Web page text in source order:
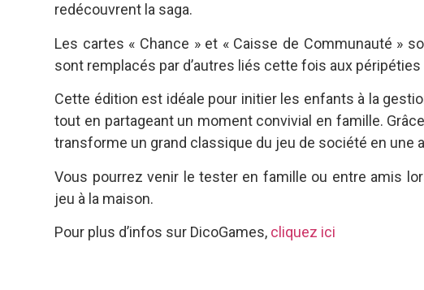
redécouvrent la saga.
Les cartes « Chance » et « Caisse de Communauté »
sont remplacés par d’autres liés cette fois aux
Cette édition est idéale pour initier les enfants à la
tout en partageant un moment convivial en famille.
transforme un grand classique du jeu de société en une
Vous pourrez venir le tester en famille ou entre amis
jeu à la maison.
Pour plus d’infos sur DicoGames, cliquez ici